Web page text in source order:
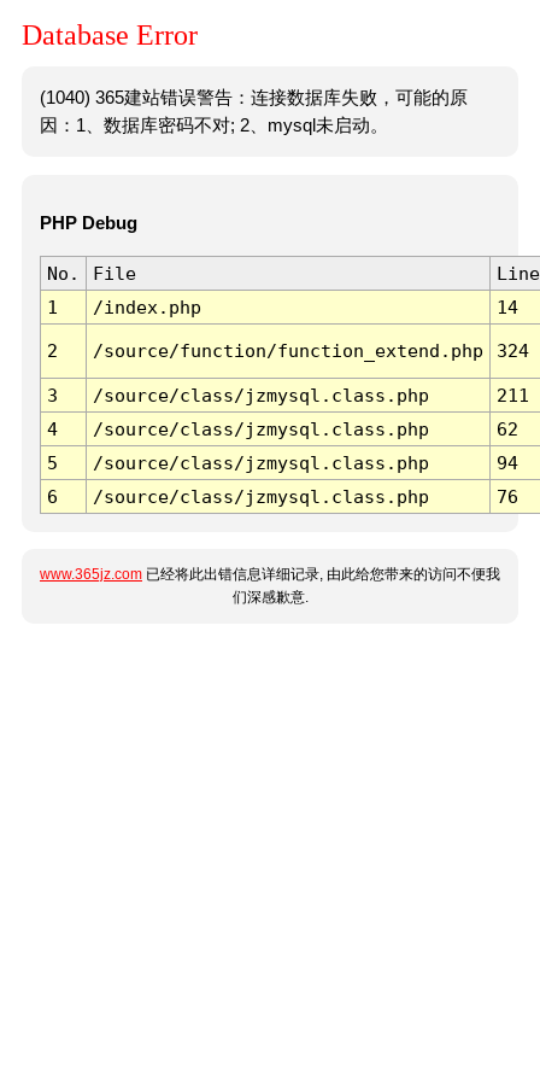
Database Error
(1040) 365建站错误警告：连接数据库失败，可能的原
因：1、数据库密码不对; 2、mysql未启动。
PHP Debug
No. File
Line
1
/index.php 14
2 /source/function/function_extend.php 324
3 /source/class/jzmysql.class.php
211
4
/source/class/jzmysql.class.php
62
5
/source/class/jzmysql.class.php
94
6
/source/class/jzmysql.class.php 76
www.365jz.com 已经将此出错信息详细记录, 由此给您带来的访问不便我
们深感歉意.